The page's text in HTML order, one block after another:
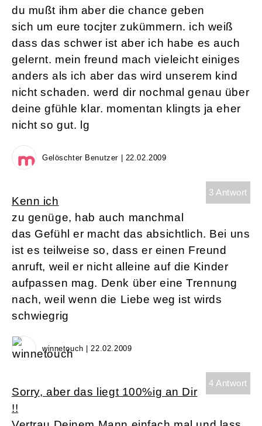
du mußt ihm aber die chance geben
sich um eure tocjter zukümmern. ich weiß
dass das schwer ist aber ich habe es auch
gelernt. mein freund mach vieleicht einiges
anders als ich aber das wird unserem kind
nicht schaden. werd dir nochmal genau über
deine gfühle klar. momentan klingts ja eher
nicht so gut. lg
Gelöschter Benutzer | 22.02.2009
3 Antwort
Kenn ich
zu genüge, hab auch manchmal
das Gefühl er macht das absichtlich. Bei uns
ist es teilweise so, dass er einen Freund
anruft, weil er nicht alleine auf die Kinder
aufpassen mag. Denk über eine Trennung
nach, weil wenn die Liebe weg ist wirds
schwiegrig
winnetouch | 22.02.2009
4 Antwort
Sorry, aber das liegt 100%ig an Dir
!!